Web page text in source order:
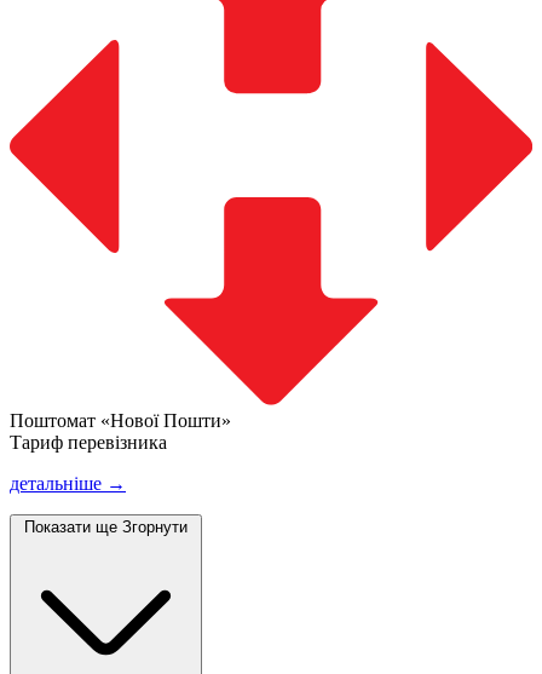
Поштомат «Нової Пошти»
Тариф перевізника
детальніше →
Показати ще Згорнути